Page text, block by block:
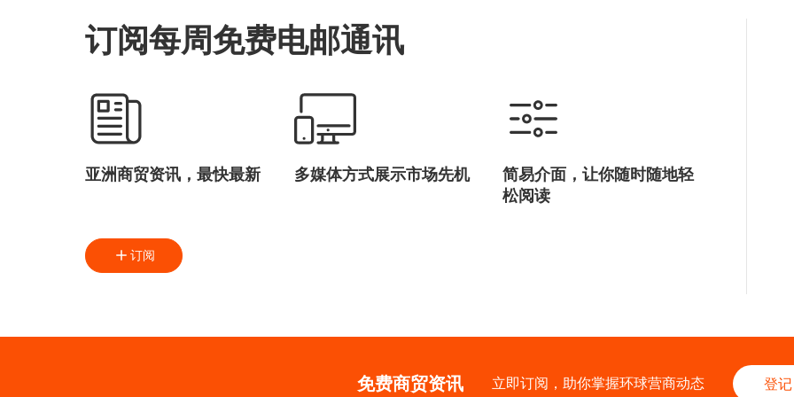
订阅每周免费电邮通讯
亚洲商贸资讯，最快最新 多媒体方式展示市场先机
简易介面，让你随时随地轻
松阅读
订阅
免费商贸资讯 立即订阅，助你掌握环球营商动态 登记